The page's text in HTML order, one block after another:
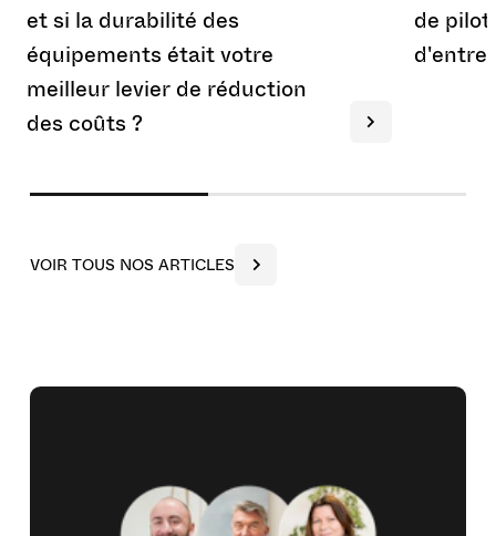
et si la durabilité des
équipements était votre
meilleur levier de réduction
des coûts ?
de pilot
d'entre
VOIR TOUS NOS ARTICLES